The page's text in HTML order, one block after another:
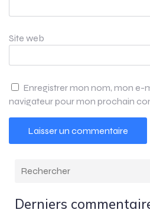
Site web
Enregistrer mon nom, mon e-
navigateur pour mon prochain
Derniers